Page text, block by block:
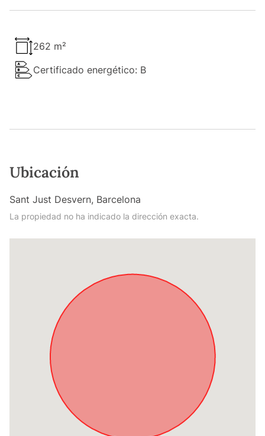
262 m²
Certificado energético: B
Ubicación
Sant Just Desvern, Barcelona
La propiedad no ha indicado la dirección exacta.